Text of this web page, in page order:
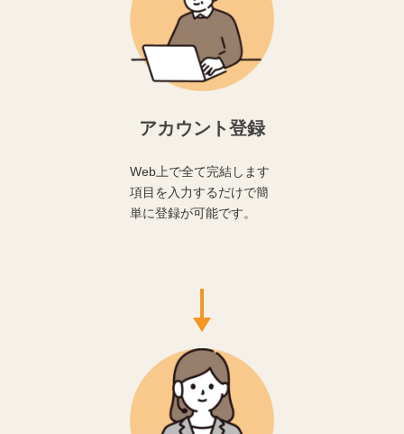
アカウント登録
Web上で全て完結します
項目を入力するだけで簡
単に登録が可能です。